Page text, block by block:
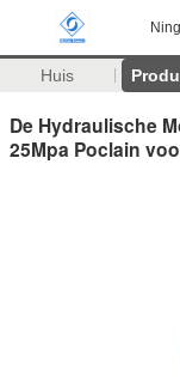
Huis
De Hydraulische
25Mpa Poclain